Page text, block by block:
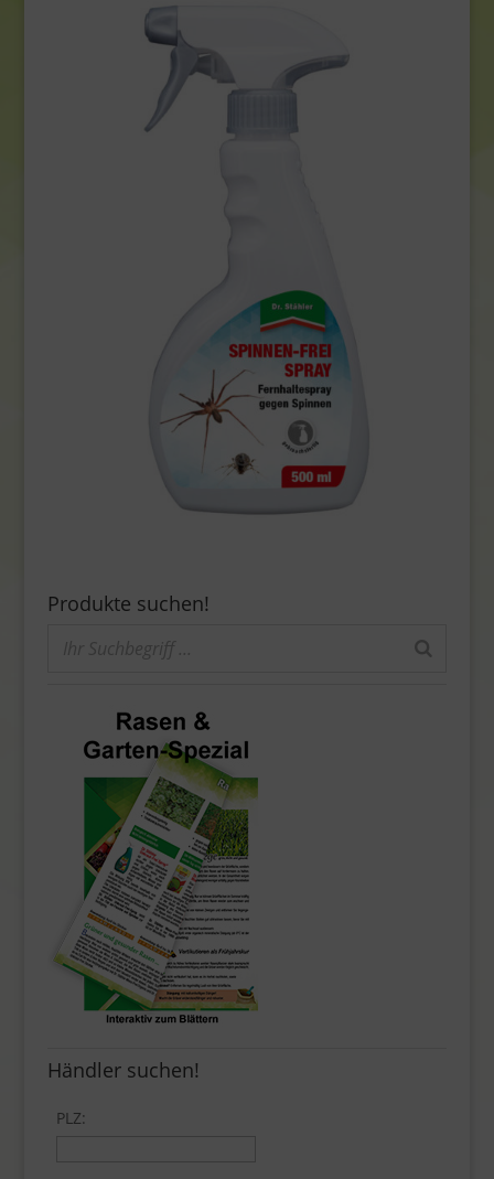
Produkte suchen!
Händler suchen!
PLZ: